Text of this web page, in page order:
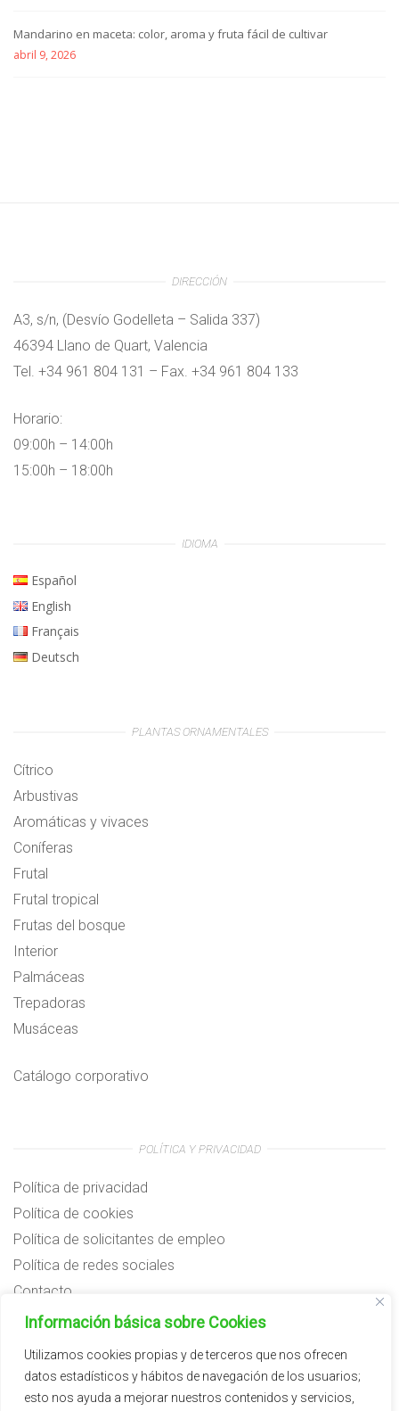
Información básica sobre Cookies
Utilizamos cookies propias y de terceros que nos ofrecen
datos estadísticos y hábitos de navegación de los usuarios;
esto nos ayuda a mejorar nuestros contenidos y servicios,
Mandarino en maceta: color, aroma y fruta fácil de cultivar
abril 9, 2026
DIRECCIÓN
A3, s/n, (Desvío Godelleta – Salida 337)
46394 Llano de Quart, Valencia
Tel. +34 961 804 131 – Fax. +34 961 804 133
Horario:
09:00h – 14:00h
15:00h – 18:00h
IDIOMA
Español
English
Français
Deutsch
PLANTAS ORNAMENTALES
Cítrico
Arbustivas
Aromáticas y vivaces
Coníferas
Frutal
Frutal tropical
Frutas del bosque
Interior
Palmáceas
Trepadoras
Musáceas
Catálogo corporativo
POLÍTICA Y PRIVACIDAD
Política de privacidad
Política de cookies
Política de solicitantes de empleo
Política de redes sociales
Contacto
Preguntas frecuentes
Subvenciones